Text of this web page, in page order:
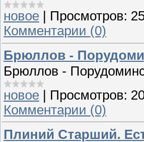
новое Просмотров:
Комментарии (0)
Брюллов -
Брюллов -
новое
Просмотров:
Комментарии (0)
Плиний Старший.